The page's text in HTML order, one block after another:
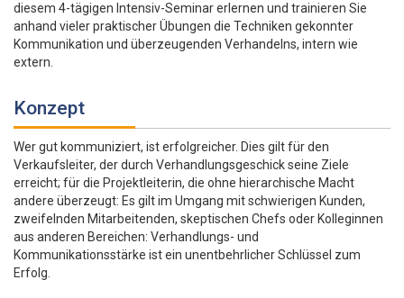
diesem 4-tägigen Intensiv-Seminar erlernen und trainieren Sie
anhand vieler praktischer Übungen die Techniken gekonnter
Kommunikation und überzeugenden Verhandelns, intern wie
extern.
Konzept
Wer gut kommuniziert, ist erfolgreicher. Dies gilt für den
Verkaufsleiter, der durch Verhandlungsgeschick seine Ziele
erreicht; für die Projektleiterin, die ohne hierarchische Macht
andere überzeugt: Es gilt im Umgang mit schwierigen Kunden,
zweifelnden Mitarbeitenden, skeptischen Chefs oder Kolleginnen
aus anderen Bereichen: Verhandlungs- und
Kommunikationsstärke ist ein unentbehrlicher Schlüssel zum
Erfolg.